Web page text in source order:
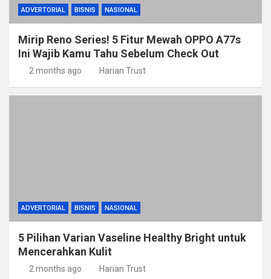
ADVERTORIAL BISNIS NASIONAL
Mirip Reno Series! 5 Fitur Mewah OPPO A77s
Ini Wajib Kamu Tahu Sebelum Check Out
2 months ago Harian Trust
ADVERTORIAL BISNIS NASIONAL
5 Pilihan Varian Vaseline Healthy Bright untuk
Mencerahkan Kulit
2 months ago Harian Trust